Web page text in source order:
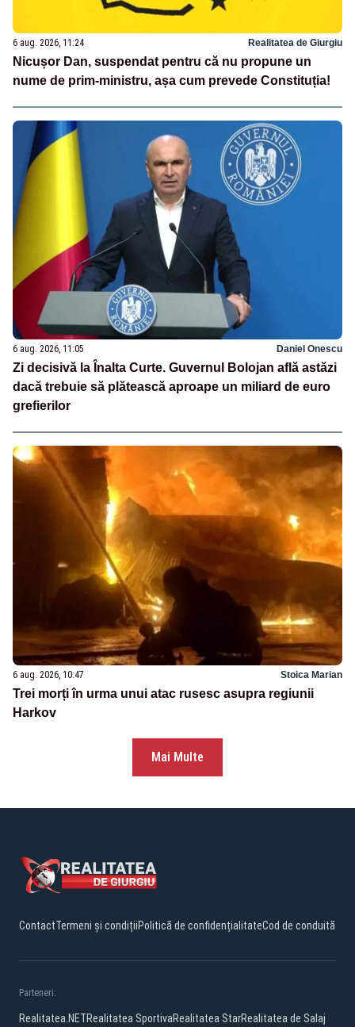
6 aug. 2026, 11:24 Realitatea de Giurgiu
Nicușor Dan, suspendat pentru că nu propune un
nume de prim-ministru, așa cum prevede Constituția!
6 aug. 2026, 11:05 Daniel Onescu
Zi decisivă la Înalta Curte. Guvernul Bolojan află astăzi
dacă trebuie să plătească aproape un miliard de euro
grefierilor
6 aug. 2026, 10:47 Stoica Marian
Trei morți în urma unui atac rusesc asupra regiunii
Harkov
Mai Multe
ContactTermeni și condițiiPolitică de confidențialitateCod de conduită
Parteneri:
Realitatea.NETRealitatea SportivaRealitatea StarRealitatea de Salaj